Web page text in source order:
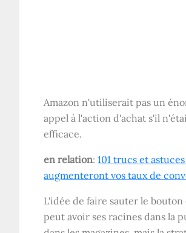
Amazon n'utiliserait pas un
appel à l'action d'achat s'il
efficace.
en relation:101 trucs et
augmenteront vos taux de
L'idée de faire sauter le bouton
peut avoir ses racines dans la